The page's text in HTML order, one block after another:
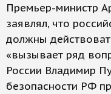
Премьер-министр
заявлял, что
должны
«вызывает ряд
России Владимир
безопасности РФ